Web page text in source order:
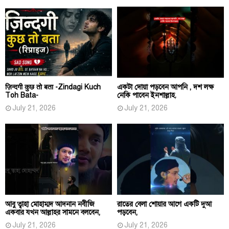
ज़िन्दगी कुछ तो बता -Zindagi Kuch
Toh Bata-
July 21, 2026
একটা দোয়া পড়বেন আপনি , দশ লক্ষ
নেকি পাবেন ইনশাল্লাহ.
July 21, 2026
আবু ত্বাহা মোহাম্মদ আদনান নবীজি
একবার যখন আল্লাহর সামনে বলবেন,
July 21, 2026
রাতের বেলা শোয়ার আগে একটি দুআ
পড়বেন,
July 21, 2026